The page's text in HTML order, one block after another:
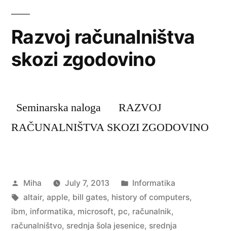
Razvoj računalništva
skozi zgodovino
Seminarska naloga RAZVOJ
RAČUNALNIŠTVA SKOZI ZGODOVINO
Posted
by
Miha July 7, 2013
Posted
in
Informatika
Tags:
altair, apple, bill gates, history of computers,
ibm, informatika, microsoft, pc, računalnik,
računalništvo, srednja šola jesenice, srednja